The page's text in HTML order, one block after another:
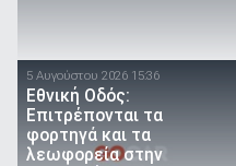
5 Αυγούστου 2026 15:36
Εθνική Οδός:
Επιτρέπονται τα
φορτηγά και τα
λεωφορεία στην